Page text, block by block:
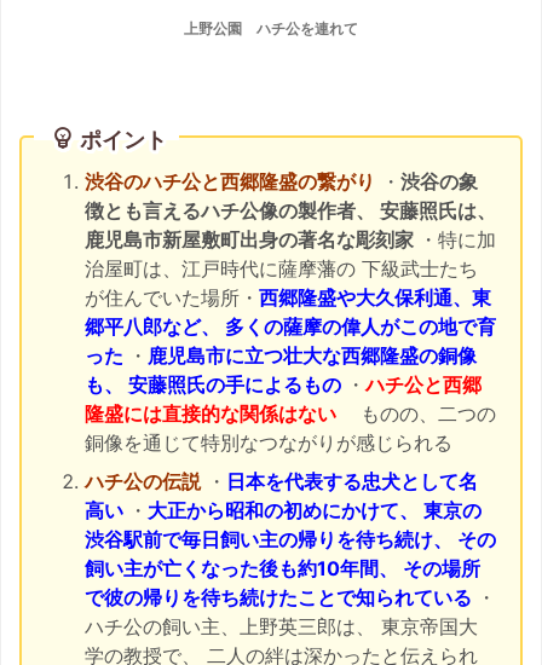
上野公園 ハチ公を連れて
ポイント
渋谷のハチ公と西郷隆盛の繋がり ・ 渋谷の象
徴とも言えるハチ公像の製作者、 安藤照氏は、
鹿児島市新屋敷町出身の著名な彫刻家 ・特に加
治屋町は、江戸時代に薩摩藩の 下級武士たち
が住んでいた場所・ 西郷隆盛や大久保利通、東
郷平八郎など、 多くの薩摩の偉人がこの地で育
った ・ 鹿児島市に立つ壮大な西郷隆盛の銅像
も、 安藤照氏の手によるもの ・ハチ公と西郷
隆盛には直接的な関係はない
ものの、二つの
銅像を通じて特別なつながりが感じられる
ハチ公の伝説・ 日本を代表する忠犬として名
高い ・ 大正から昭和の初めにかけて、 東京の
渋谷駅前で毎日飼い主の帰りを待ち続け、 その
飼い主が亡くなった後も約10年間、 その場所
で彼の帰りを待ち続けたことで知られている ・
ハチ公の飼い主、上野英三郎は、 東京帝国大
学の教授で、 二人の絆は深かったと伝えられ